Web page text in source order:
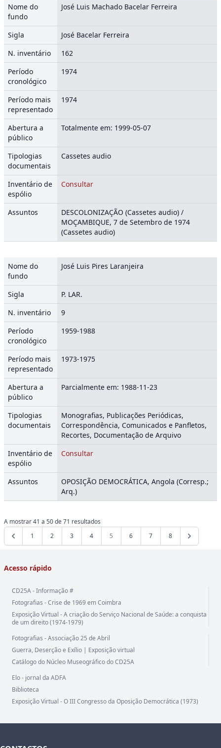
Nome do
fundo
José Luis Machado Bacelar Ferreira
Sigla
José Bacelar Ferreira
N. inventário
162
Período
cronológico
1974
Período mais
representado
1974
Abertura a
público
Totalmente em: 1999-05-07
Tipologias
documentais
Cassetes audio
Inventário de
espólio
Consultar
Assuntos
DESCOLONIZAÇÃO (Cassetes audio) /
MOÇAMBIQUE, 7 de Setembro de 1974
(Cassetes audio)
Nome do
fundo
José Luis Pires Laranjeira
Sigla
P. LAR.
N. inventário
9
Período
cronológico
1959-1988
Período mais
representado
1973-1975
Abertura a
público
Parcialmente em: 1988-11-23
Tipologias
documentais
Monografias, Publicações Periódicas,
Correspondência, Comunicados e Panfletos,
Recortes, Documentação de Arquivo
Inventário de
espólio
Consultar
Assuntos
OPOSIÇÃO DEMOCRÁTICA, Angola (Corresp.;
Arq.)
A mostrar41 a 50de71 resultados
1
2 3 4 5 6 7 8
Acesso rápido
CD25A - Informação #
Fotografias - Crise de 1969 em Coimbra
Exposição Virtual - A criação do Serviço Nacional de Saúde: a conquista
de um direito (1974-1979)
Fotografias - Associação 25 de Abril
Guerra, Deserção e Exílio | Exposição virtual
Catálogo do Núcleo Museográfico do CD25A
Elo - jornal da ADFA
Biblioteca
Exposição Virtual - O III Congresso da Oposição Democrática (1973)